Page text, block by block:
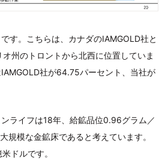
す。こちらは、カナダのIAMGOLD社と
州のトロントから北西に位置していま
社が64.75パーセント、当社が
ライフは18年、給鉱品位0.96グラム／
規模な金鉱床であると考えています。
ドルです。